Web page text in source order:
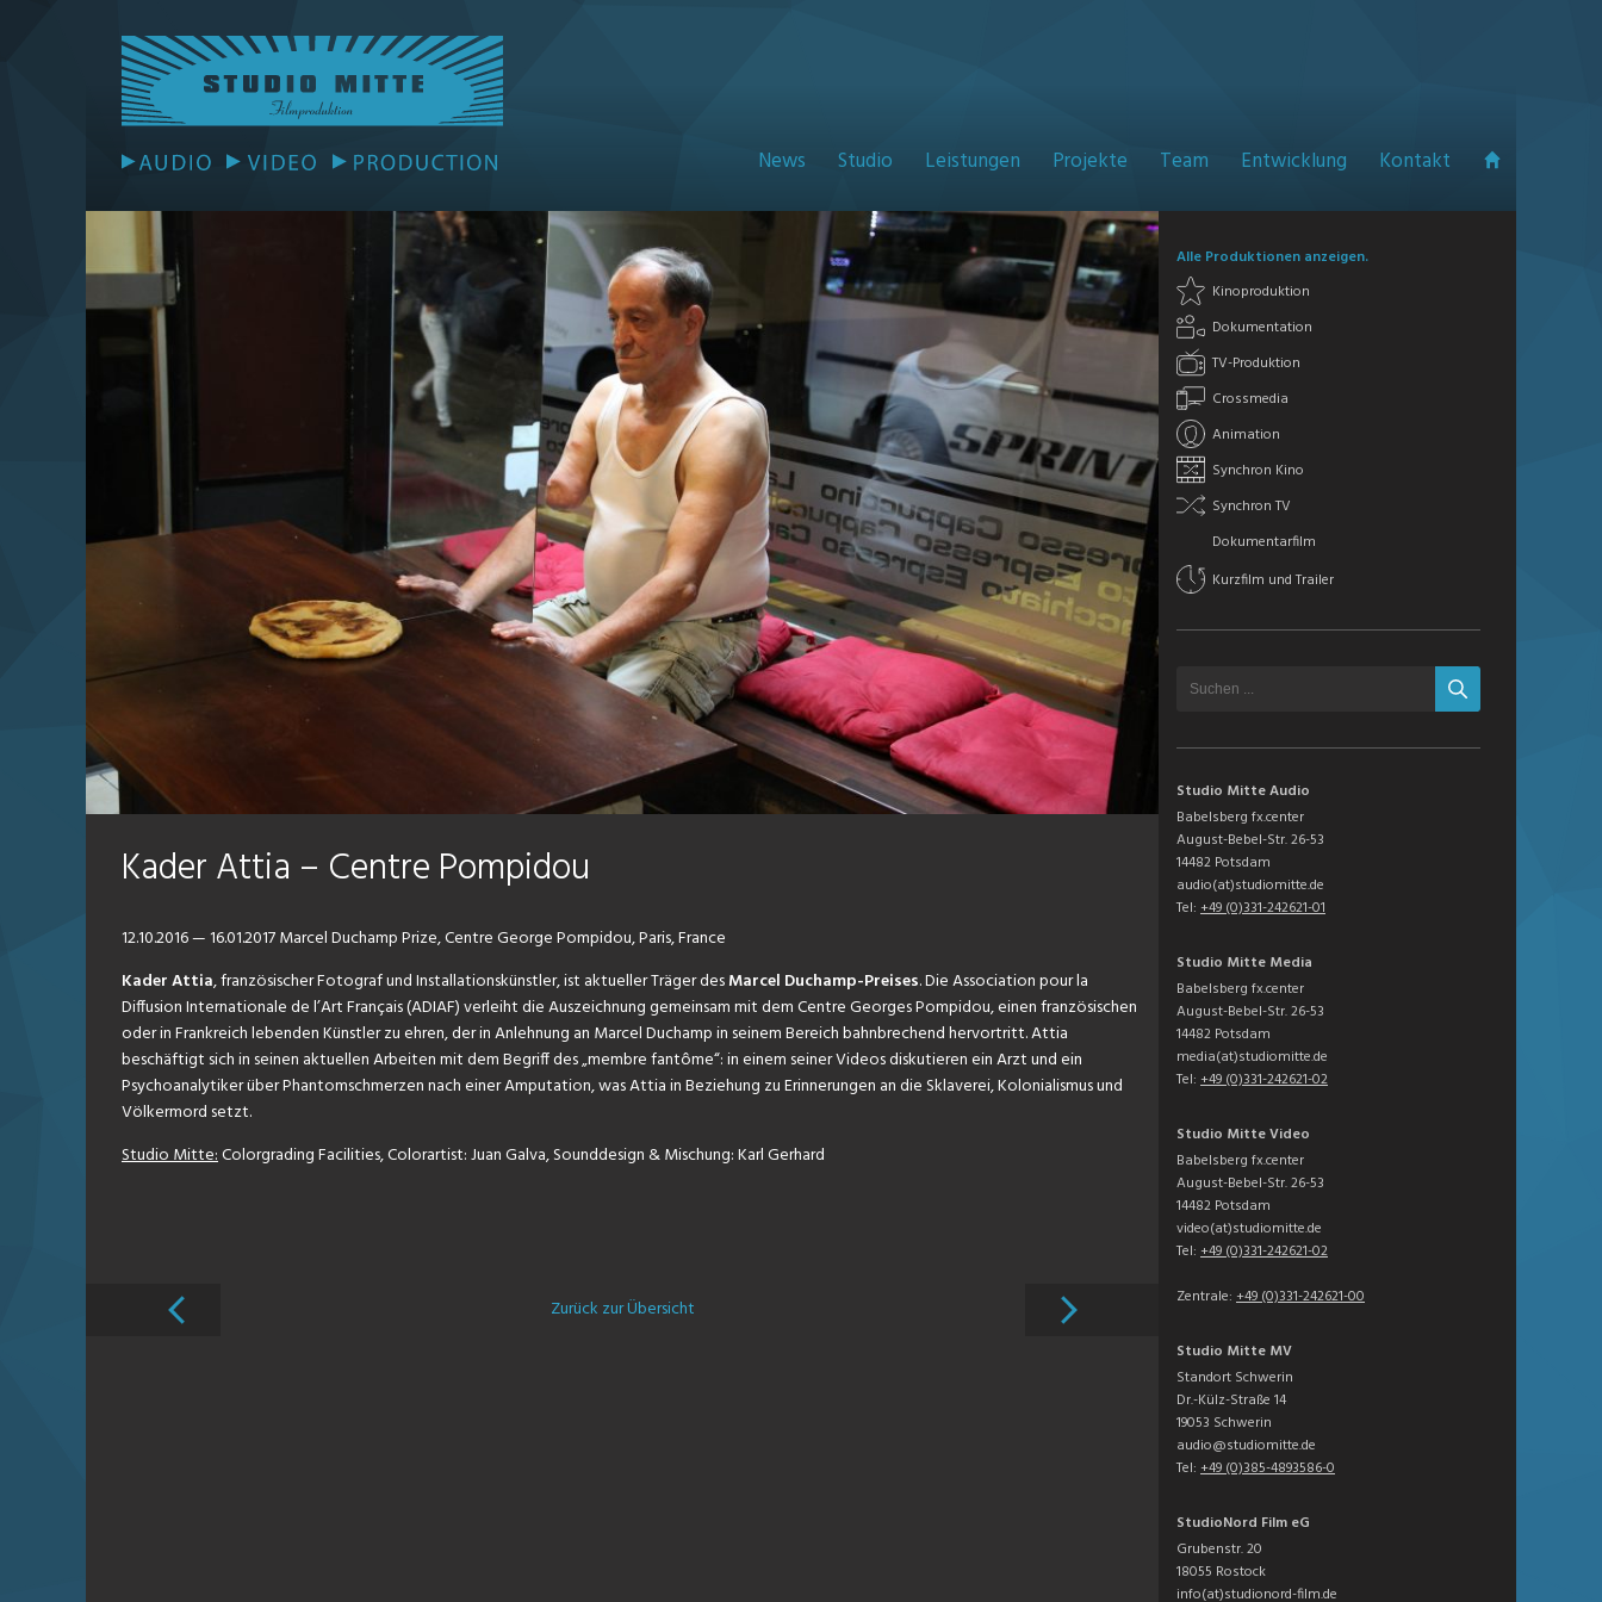
News Studio Leistungen Projekte Team Entwicklung Kontakt
Kader Attia – Centre Pompidou
12.10.2016 — 16.01.2017Marcel Duchamp Prize, Centre George Pompidou, Paris, France
Kader Attia, französischer Fotograf und Installationskünstler, ist aktueller Träger desMarcel Duchamp-Preises. Die Association pour la
Diffusion Internationale de l’Art Français (ADIAF) verleiht die Auszeichnung gemeinsam mit dem Centre Georges Pompidou, einen französischen
oder in Frankreich lebenden Künstler zu ehren, der in Anlehnung an Marcel Duchamp in seinem Bereich bahnbrechend hervortritt. Attia
beschäftigt sich in seinen aktuellen Arbeiten mit dem Begriff des „membre fantôme“: in einem seiner Videos diskutieren ein Arzt und ein
Psychoanalytiker über Phantomschmerzen nach einer Amputation, was Attia in Beziehung zu Erinnerungen an die Sklaverei, Kolonialismus und
Völkermord setzt.
Studio Mitte:Colorgrading Facilities, Colorartist: Juan Galva, Sounddesign & Mischung: Karl Gerhard
Zurück zur Übersicht
Alle Produktionen anzeigen.
Kinoproduktion
Dokumentation
TV-Produktion
Crossmedia
Animation
Synchron Kino
Synchron TV
Dokumentarfilm
Kurzfilm und Trailer
Studio Mitte Audio
Babelsberg fx.center
August-Bebel-Str. 26-53
14482 Potsdam
audio(at)studiomitte.de
Tel: +49 (0)331-242621-01
Studio Mitte Media
Babelsberg fx.center
August-Bebel-Str. 26-53
14482 Potsdam
media(at)studiomitte.de
Tel: +49 (0)331-242621-02
Studio Mitte Video
Babelsberg fx.center
August-Bebel-Str. 26-53
14482 Potsdam
video(at)studiomitte.de
Tel: +49 (0)331-242621-02
Zentrale: +49 (0)331-242621-00
Studio Mitte MV
Standort Schwerin
Dr.-Külz-Straße 14
19053 Schwerin
audio@studiomitte.de
Tel: +49 (0)385-4893586-0
StudioNord Film eG
Grubenstr. 20
18055 Rostock
info(at)studionord-film.de